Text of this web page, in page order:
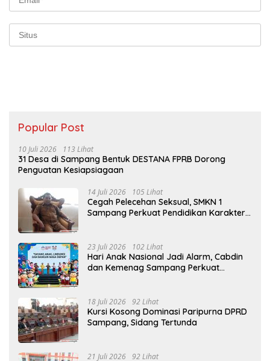
Popular Post
10 Juli 2026 113 Lihat
31 Desa di Sampang Bentuk DESTANA FPRB Dorong
Penguatan Kesiapsiagaan
14 Juli 2026 105 Lihat
Cegah Pelecehan Seksual, SMKN 1
Sampang Perkuat Pendidikan Karakter
23 Juli 2026 102 Lihat
Hari Anak Nasional Jadi Alarm, Cabdin
dan Kemenag Sampang Perkuat
18 Juli 2026 92 Lihat
Kursi Kosong Dominasi Paripurna DPRD
Sampang, Sidang Tertunda
21 Juli 2026 92 Lihat